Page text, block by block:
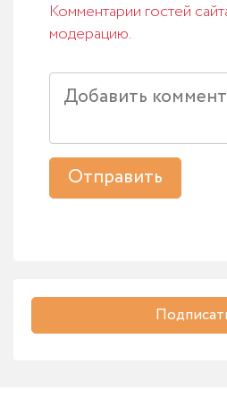
Комментарии гостей
модерацию.
Отправить